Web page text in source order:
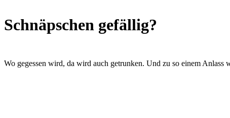
Schnäpschen gefällig?
Wo gegessen wird, da wird auch getrunken. Und zu so einem Anlass